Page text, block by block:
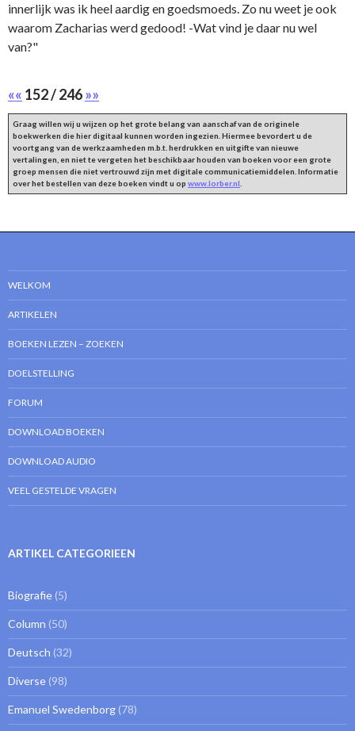
innerlijk was ik heel aardig en goedsmoeds. Zo nu weet je ook
waarom Zacharias werd gedood! -Wat vind je daar nu wel
van?"
«« 152 / 246»»
Graag willen wij u wijzen op het grote belang van aanschaf van de originele
boekwerken die hier digitaal kunnen worden ingezien. Hiermee bevordert u de
voortgang van de werkzaamheden m.b.t. herdrukken en uitgifte van nieuwe
vertalingen, en niet te vergeten het beschikbaar houden van boeken voor een grote
groep mensen die niet vertrouwd zijn met digitale communicatiemiddelen. Informatie
over het bestellen van deze boeken vindt u op www.lorber.nl
WELKOM
ARTIKELEN
BOEKEN LEZEN – ZOEKEN
DOELSTELLING
FORUM
DOWNLOAD BOEKEN
DOWNLOAD AUDIO
VEEL GESTELDE VRAGEN
ARTIKEL CATEGORIEEN
Biografie (5)
Column (50)
Deutsch (32)
Diverse (98)
Emanuel Swedenborg (78)